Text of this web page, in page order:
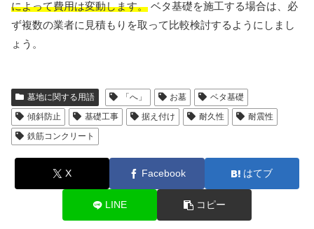
によって費用は変動します。 ベタ基礎を施工する場合は、必
ず複数の業者に見積もりを取って比較検討するようにしまし
ょう。
墓地に関する用語 「へ」 お墓
ベタ基礎
傾斜防止
基礎工事 据え付け 耐久性
耐震性
鉄筋コンクリート
X Facebook はてブ
LINE コピー